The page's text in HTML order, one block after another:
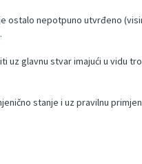
ostalo nepotpuno utvrđeno
uz glavnu stvar imajući u vidu
stanje i uz pravilnu